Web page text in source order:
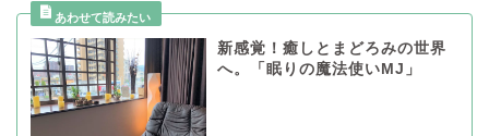
新感覚！癒しとまどろみの世界
へ。「眠りの魔法使いMJ」